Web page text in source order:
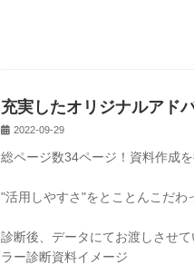
充実したオリジナルアド
2022-09-29
総ページ数34ページ！資料作成
"活用しやすさ"をとことんこだわ
診断後、データにてお渡しさせ
ラー診断資料イメージ